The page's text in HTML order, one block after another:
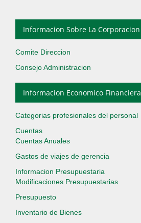
Informacion Sobre La Corporacion
Comite Direccion
Consejo Administracion
Informacion Economico Financiera
Categorias profesionales del personal
Cuentas
Cuentas Anuales
Gastos de viajes de gerencia
Informacion Presupuestaria
Modificaciones Presupuestarias
Presupuesto
Inventario de Bienes